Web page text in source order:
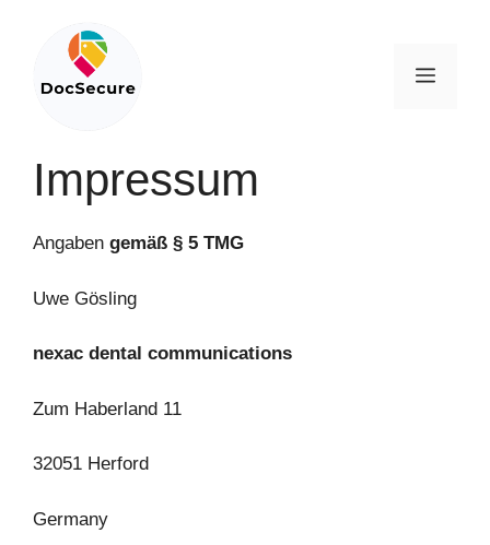
Menü
Impressum
Angaben gemäß § 5 TMG
Uwe Gösling
nexac dental communications
Zum Haberland 11
32051 Herford
Germany